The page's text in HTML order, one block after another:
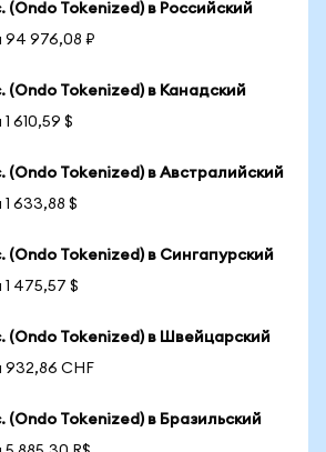
(Ondo Tokenized) в Российский
94 976,08 ₽
(Ondo Tokenized) в Канадский
610,59 $
(Ondo Tokenized) в Австралийский
1 633,88 $
(Ondo Tokenized) в Сингапурский
1 475,57 $
(Ondo Tokenized) в Швейцарский
932,86 CHF
(Ondo Tokenized) в Бразильский